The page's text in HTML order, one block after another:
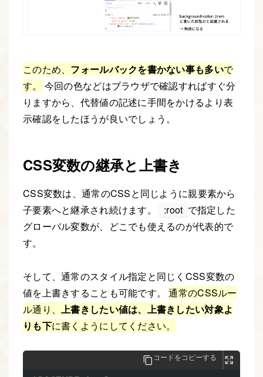
このため、 フォールバックを書かない事も多いで
す。
今回の色などはブラウザで確認すればすぐ分
りますから、代替値の記述に手間をかけるより表
示確認をしたほうが良いでしょう。
CSS変数の継承と上書き
CSS変数は、通常のCSSと同じように親要素から
子要素へと継承され続けます。
:root で指定した
グローバル変数が、どこでも使えるのが代表的で
す。
そして、通常のスタイル指定と同じくCSS変数の
値を上書きすることも可能です。通常のCSSルー
ル通り、上書きしたい値は、上書きしたい対象よ
りも下に書くようにしてください。
コードをコピーする